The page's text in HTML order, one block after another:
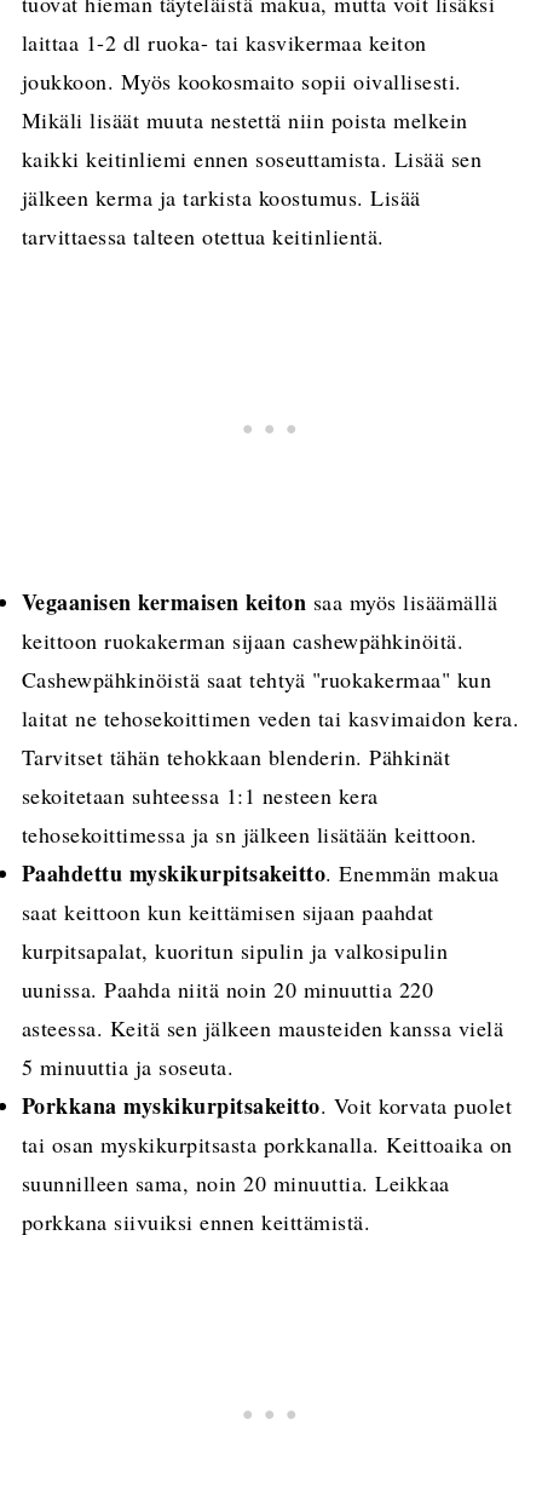
laittaa 1-2 dl ruoka- tai kasvikermaa keiton
joukkoon. Myös kookosmaito sopii oivallisesti.
Mikäli lisäät muuta nestettä niin poista melkein
kaikki keitinliemi ennen soseuttamista. Lisää sen
jälkeen kerma ja tarkista koostumus. Lisää
tarvittaessa talteen otettua keitinlientä.
Vegaanisen kermaisen keiton saa myös lisäämällä
keittoon ruokakerman sijaan cashewpähkinöitä.
Cashewpähkinöistä saat tehtyä "ruokakermaa" kun
laitat ne tehosekoittimen veden tai kasvimaidon kera.
Tarvitset tähän tehokkaan blenderin. Pähkinät
sekoitetaan suhteessa 1:1 nesteen kera
tehosekoittimessa ja sn jälkeen lisätään keittoon.
Paahdettu myskikurpitsakeitto. Enemmän makua
saat keittoon kun keittämisen sijaan paahdat
kurpitsapalat, kuoritun sipulin ja valkosipulin
uunissa. Paahda niitä noin 20 minuuttia 220
asteessa. Keitä sen jälkeen mausteiden kanssa vielä
5 minuuttia ja soseuta.
Porkkana myskikurpitsakeitto. Voit korvata puolet
tai osan myskikurpitsasta porkkanalla. Keittoaika on
suunnilleen sama, noin 20 minuuttia. Leikkaa
porkkana siivuiksi ennen keittämistä.